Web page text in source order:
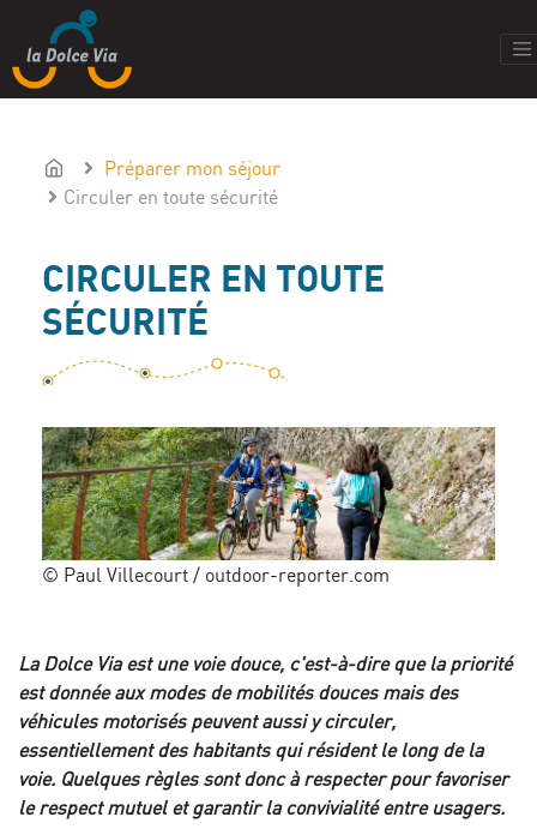
Préparer mon séjour
Circuler en toute sécurité
CIRCULER EN TOUTE
SÉCURITÉ
© Paul Villecourt / outdoor-reporter.com
La Dolce Via est une voie douce, c'est-à-dire que la priorité
est donnée aux modes de mobilités douces mais des
véhicules motorisés peuvent aussi y circuler,
essentiellement des habitants qui résident le long de la
voie. Quelques règles sont donc à respecter pour favoriser
le respect mutuel et garantir la convivialité entre usagers.